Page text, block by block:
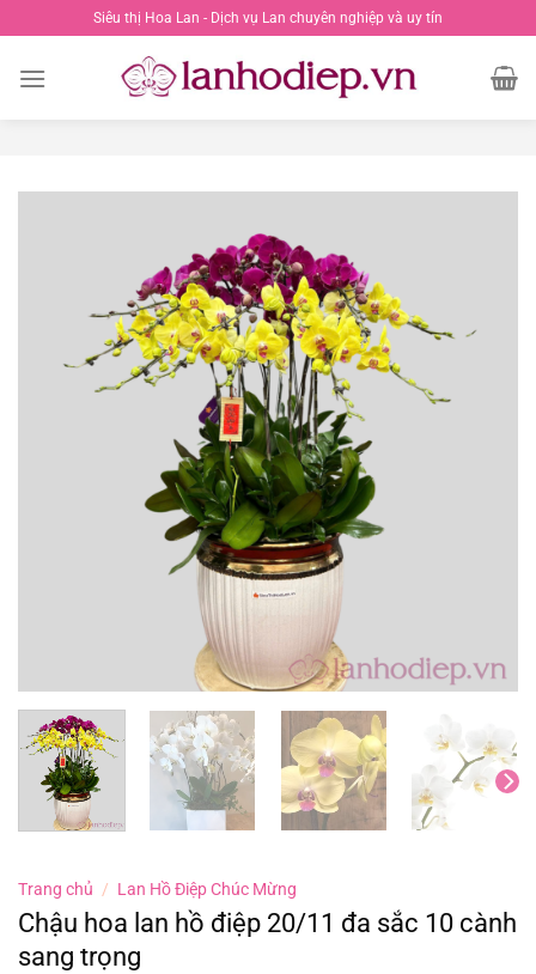
đến
nội
Siêu thị Hoa Lan - Dịch vụ Lan chuyên nghiệp và uy tín
Trang chủ / Lan Hồ Điệp Chúc Mừng
Chậu hoa lan hồ điệp 20/11 đa sắc 10 cành
sang trọng